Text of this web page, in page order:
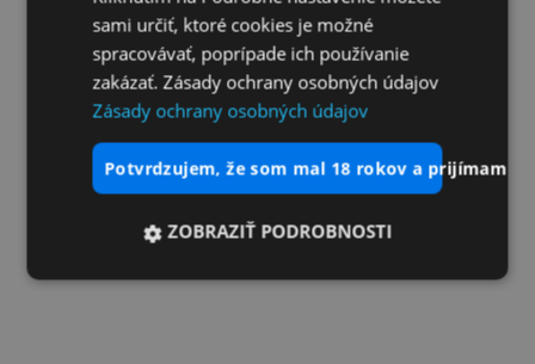
sami určiť, ktoré cookies je možné
spracovávať, poprípade ich používanie
zakázať. Zásady ochrany osobných údajov
Zásady ochrany osobných údajov
potvrdzujem, že som mal 18 rokov a prijímam
ZOBRAZIŤ PODROBNOSTI